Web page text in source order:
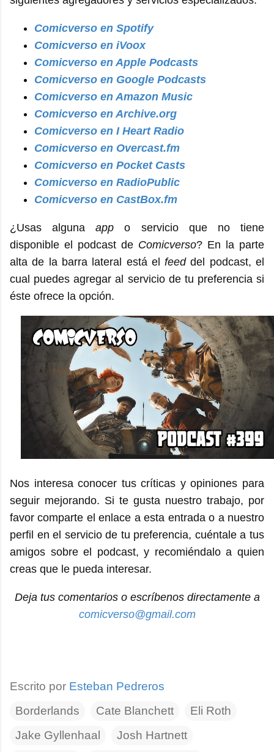
Comicverso en Spotify
Comicverso en iVoox
Comicverso en Apple Podcasts
Comicverso en Google Podcasts
Comicverso en Amazon Music
Comicverso en Archive.org
Comicverso en I Heart Radio
Comicverso en Overcast.fm
Comicverso en Pocket Casts
Comicverso en RadioPublic
Comicverso en CastBox.fm
¿Usas algunaapp o servicio que no tiene
disponible el podcast de Comicverso? En la parte
alta de la barra lateral está elfeeddel podcast, el
cual puedes agregar al servicio de tu preferencia si
éste ofrece la opción.
Nos interesa conocer tus críticas y opiniones para
seguir mejorando. Si te gusta nuestro trabajo, por
favor comparte el enlace a esta entrada o a nuestro
perfil en el servicio de tu preferencia, cuéntale a tus
amigos sobre el podcast, y recomiéndalo a quien
creas que le pueda interesar.
Deja tus comentarios o escríbenos directamente a
comicverso@gmail.com
Escrito por Esteban Pedreros
Borderlands
Cate Blanchett
Eli Roth
Jake Gyllenhaal
Josh Hartnett